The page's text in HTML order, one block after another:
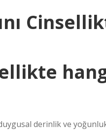
derinlik ve